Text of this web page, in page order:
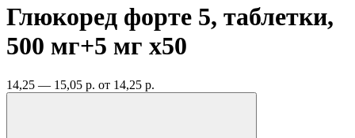
Глюкоред форте 5, таблетки,
500 мг+5 мг x50
14,25 — 15,05 р. от 14,25 р.